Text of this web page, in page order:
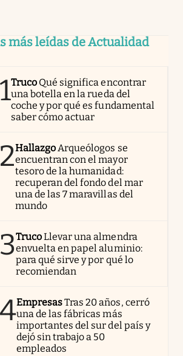
más leídas de Actualidad
1Truco Qué significa encontrar
una botella en la rueda del
coche y por qué es fundamental
saber cómo actuar
2HallazgoArqueólogos se
encuentran con el mayor
tesoro de la humanidad:
recuperan del fondo del mar
una de las 7 maravillas del
mundo
3TrucoLlevar una almendra
envuelta en papel aluminio:
para qué sirve y por qué lo
recomiendan
4EmpresasTras 20 años, cerró
una de las fábricas más
importantes del sur del país y
dejó sin trabajo a 50
empleados